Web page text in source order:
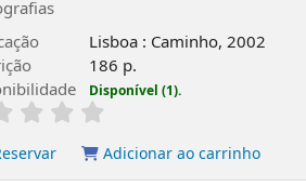
Lisboa : Caminho, 2002
186 p.
Disponível (1).
Adicionar ao carrinho